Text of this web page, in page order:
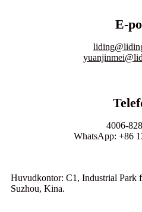
E-
4006-
WhatsApp: +86
Huvudkontor: C1, Industrial Park
Suzhou, Kina.